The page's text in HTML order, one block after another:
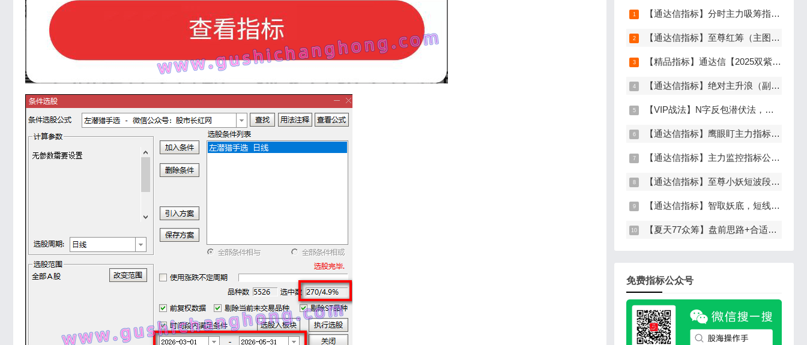
【通达信指标】分时主力吸筹指标公式，分时量中显主力（分时副图）
【通达信指标】至尊红筹（主图+副图+选股）原价9999元的全套指标
【精品指标】通达信【2025双紫擒龙】指标，新版主图、副图、选股，主力吸筹套装，手机电脑通达信通用
【通达信指标】绝对主升浪（副图+选股）
【VIP战法】N字反包潜伏法，主升龙头真经12级粉丝专属战法，节点潜伏
【通达信指标】鹰眼盯主力指标公式，发现主力异动资金（副图+选股）
【通达信指标】主力监控指标公式，监控主力资金和筹码异动（副图+选股）
【通达信指标】至尊小妖短波段起爆点（主图+副图+选股）
【通达信指标】智取妖底，短线精准抄底系统，主做未来上涨大波段
【夏天77众筹】盘前思路+合适位置介入点短线逻辑分享
免费指标公众号